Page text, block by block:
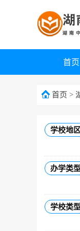
首页
首页 >
学校地
办学类型
学校类型